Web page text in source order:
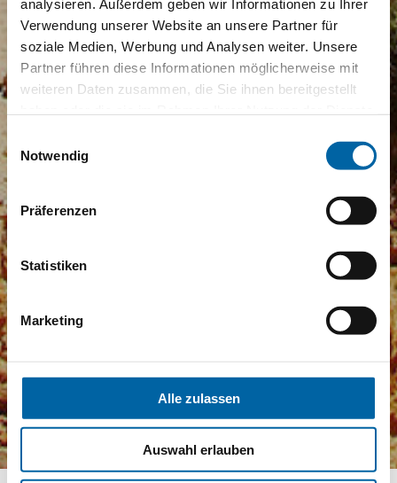
analysieren. Außerdem geben wir Informationen zu Ihrer
Verwendung unserer Website an unsere Partner für
soziale Medien, Werbung und Analysen weiter. Unsere
Partner führen diese Informationen möglicherweise mit
weiteren Daten zusammen, die Sie ihnen bereitgestellt
Notwendig
Präferenzen
Statistiken
Marketing
Alle zulassen
Auswahl erlauben